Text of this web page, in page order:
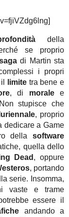
della
se proprio
di Martin sta
i propri
limite tra bene e
, di moralee
stupisce che
, proprio
dedicare a Game
della software
quella dello
Dead , oppure
, portando
serie. Insomma,
vaste e trame
essere il
andando a